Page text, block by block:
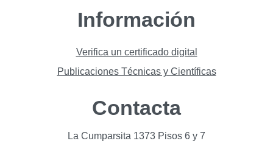
Información
Verifica un certificado digital
Publicaciones Técnicas y Científicas
Contacta
La Cumparsita 1373 Pisos 6 y 7